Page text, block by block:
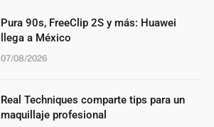
Pura 90s, FreeClip 2S y más: Huawei
llega a México
07/08/2026
Real Techniques comparte tips para un
maquillaje profesional